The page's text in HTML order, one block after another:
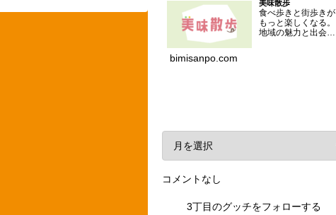
美味散歩
食べ歩きと街歩きが
もっと楽しくなる。
地域の魅力と出会え
bimisanpo.com
コメントなし
3丁目のグッチをフォローする